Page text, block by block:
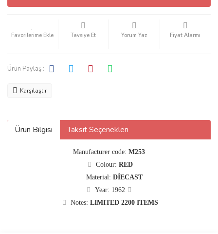
Tavsiye Et Yorum Yaz Fiyat Alarmı
Ürün Paylaş :
Karşılaştır
Ürün Bilgisi Taksit Seçenekleri
Manufacturer code: M253
Colour: RED
Material: DİECAST
Year: 1962
Notes: LIMITED 2200 ITEMS